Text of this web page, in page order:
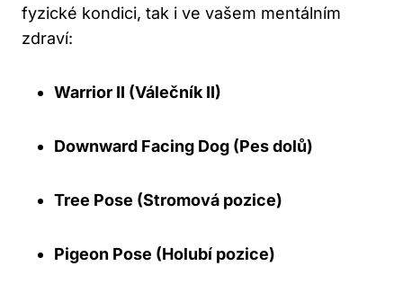
fyzické kondici, tak i ve vašem mentálním
zdraví:
Warrior II (Válečník II)
Downward Facing Dog (Pes dolů)
Tree Pose (Stromová pozice)
Pigeon Pose (Holubí pozice)